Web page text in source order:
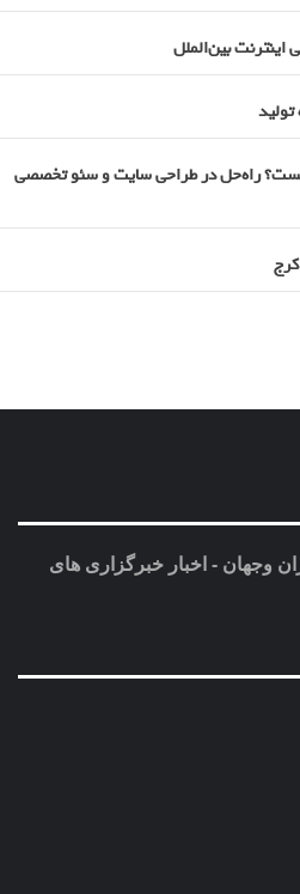
بین‌الملل
راه‌حل در طراحی سایت و سئو تخصصی
وجهان - اخبار خبرگزاری های